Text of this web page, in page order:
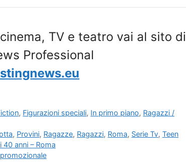
TV e teatro vai al sito di
Professional
, Figurazioni speciali, In primo piano, Ragazzi /
, Provini, Ragazze, Ragazzi, Roma, Serie Tv,Teen
anni – Roma